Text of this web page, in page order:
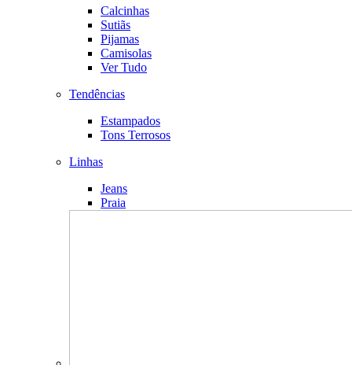
Calcinhas
Sutiãs
Pijamas
Camisolas
Ver Tudo
Tendências
Estampados
Tons Terrosos
Linhas
Jeans
Praia